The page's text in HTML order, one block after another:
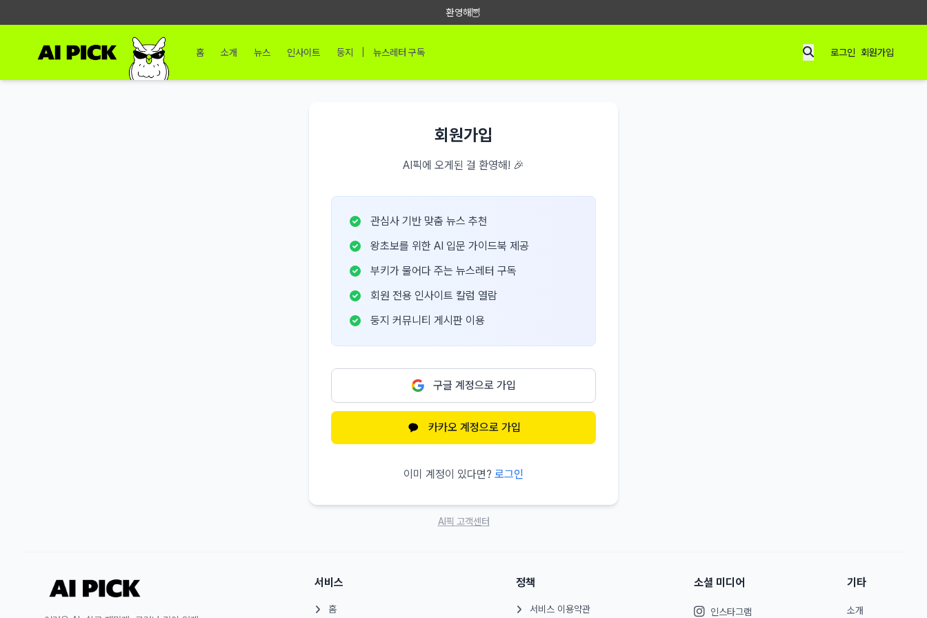
환영해🦉
홈 소개 뉴스 인사이트 둥지 뉴스레터 구독 로그인 회원가입
회원가입
AI픽에 오게된 걸 환영해! 🎉
관심사 기반 맞춤 뉴스 추천
왕초보를 위한 AI 입문 가이드북 제공
부키가 물어다 주는 뉴스레터 구독
회원 전용 인사이트 칼럼 열람
둥지 커뮤니티 게시판 이용
구글 계정으로 가입
카카오 계정으로 가입
이미 계정이 있다면? 로그인
AI픽 고객센터
서비스
홈
정책
서비스 이용약관
소셜 미디어
인스타그램
기타
소개